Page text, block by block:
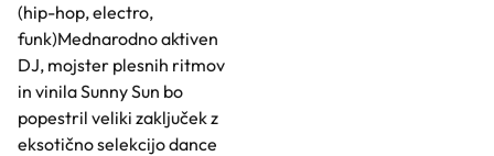
(hip-hop, electro,
funk)Mednarodno aktiven
DJ, mojster plesnih ritmov
in vinila Sunny Sun bo
popestril veliki zaključek z
eksotično selekcijo dance